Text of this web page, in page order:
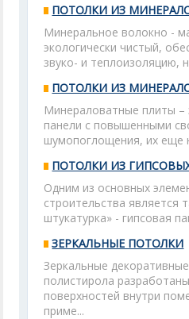
ПОТОЛКИ ИЗ
Минеральное волокно -
экологически чистый,
звуко- и теплоизоляцию,
ПОТОЛКИ ИЗ
Минераловатные плиты –
панели с повышенными
шумопоглощения, их еще
ПОТОЛКИ ИЗ
Одним из основных
строительства является
штукатурка» - гипсовая
ЗЕРКАЛЬНЫЕ ПОТОЛКИ
Зеркальные
полистирола
поверхностей внутри
приме...